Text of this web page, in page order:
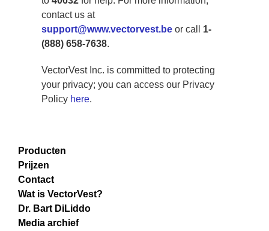
contact us at
support@www.vectorvest.be or call 1-
(888) 658-7638.
VectorVest Inc. is committed to protecting
your privacy; you can access our Privacy
Policy here.
Producten
Prijzen
Contact
Wat is VectorVest?
Dr. Bart DiLiddo
Media archief